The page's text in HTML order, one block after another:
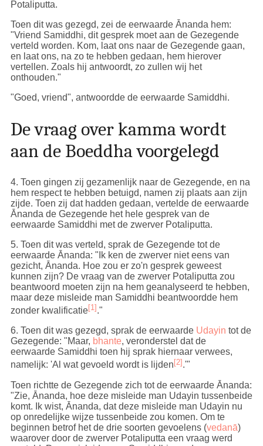
Potaliputta.
Toen dit was gezegd, zei de eerwaarde Ānanda hem:
"Vriend Samiddhi, dit gesprek moet aan de Gezegende
verteld worden. Kom, laat ons naar de Gezegende gaan,
en laat ons, na zo te hebben gedaan, hem hierover
vertellen. Zoals hij antwoordt, zo zullen wij het
onthouden."
"Goed, vriend", antwoordde de eerwaarde Samiddhi.
De vraag over kamma wordt
aan de Boeddha voorgelegd
4. Toen gingen zij gezamenlijk naar de Gezegende, en na
hem respect te hebben betuigd, namen zij plaats aan zijn
zijde. Toen zij dat hadden gedaan, vertelde de eerwaarde
Ānanda de Gezegende het hele gesprek van de
eerwaarde Samiddhi met de zwerver Potaliputta.
5. Toen dit was verteld, sprak de Gezegende tot de
eerwaarde Ānanda: "Ik ken de zwerver niet eens van
gezicht, Ānanda. Hoe zou er zo'n gesprek geweest
kunnen zijn? De vraag van de zwerver Potaliputta zou
beantwoord moeten zijn na hem geanalyseerd te hebben,
maar deze misleide man Samiddhi beantwoordde hem
zonder kwalificatie[1] ."
6. Toen dit was gezegd, sprak de eerwaarde Udayin tot de
Gezegende: "Maar, bhante, veronderstel dat de
eerwaarde Samiddhi toen hij sprak hiernaar verwees,
namelijk: 'Al wat gevoeld wordt is lijden[2].'"
Toen richtte de Gezegende zich tot de eerwaarde Ānanda:
"Zie, Ānanda, hoe deze misleide man Udayin tussenbeide
komt. Ik wist, Ānanda, dat deze misleide man Udayin nu
op onredelijke wijze tussenbeide zou komen. Om te
beginnen betrof het de drie soorten gevoelens (vedanā)
waarover door de zwerver Potaliputta een vraag werd